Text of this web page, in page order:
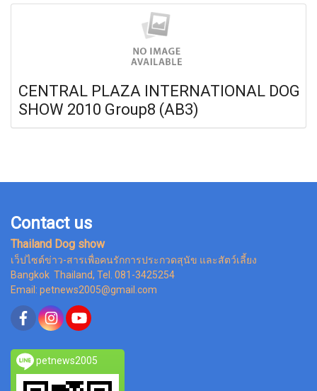
CENTRAL PLAZA INTERNATIONAL DOG
SHOW 2010 Group8 (AB3)
Contact us
Thailand Dog show
เว็ปไซต์ข่าว-สารเพื่อคนรักการประกวดสุนัข และสัตว์เลี้ยง
Bangkok Thailand, Tel. 081-3425254
Email: petnews2005@gmail.com
petnews2005